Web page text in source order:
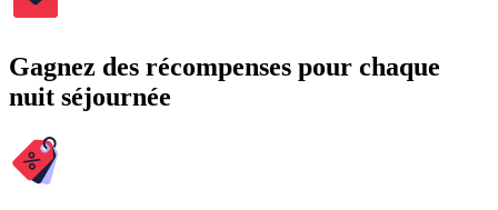
Gagnez des récompenses pour chaque
nuit séjournée